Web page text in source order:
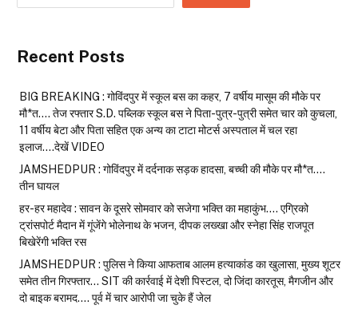
Recent Posts
BIG BREAKING : गोविंदपुर में स्कूल बस का कहर, 7 वर्षीय मासूम की मौके पर
मौ*त…. तेज रफ्तार S.D. पब्लिक स्कूल बस ने पिता-पुत्र-पुत्री समेत चार को कुचला,
11 वर्षीय बेटा और पिता सहित एक अन्य का टाटा मोटर्स अस्पताल में चल रहा
इलाज….देखें VIDEO
JAMSHEDPUR : गोविंदपुर में दर्दनाक सड़क हादसा, बच्ची की मौके पर मौ*त….
तीन घायल
हर-हर महादेव : सावन के दूसरे सोमवार को सजेगा भक्ति का महाकुंभ…. एग्रिको
ट्रांसपोर्ट मैदान में गूंजेंगे भोलेनाथ के भजन, दीपक लख्खा और स्नेहा सिंह राजपूत
बिखेरेंगी भक्ति रस
JAMSHEDPUR : पुलिस ने किया आफताब आलम हत्याकांड का खुलासा, मुख्य शूटर
समेत तीन गिरफ्तार… SIT की कार्रवाई में देशी पिस्टल, दो जिंदा कारतूस, मैगजीन और
दो बाइक बरामद…. पूर्व में चार आरोपी जा चुके हैं जेल